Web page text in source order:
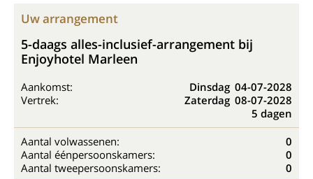
Uw arrangement
5-daags alles-inclusief-arrangement bij
Enjoyhotel Marleen
Aankomst: Dinsdag 04-07-2028
Vertrek:
Zaterdag 08-07-2028
5 dagen
Aantal volwassenen:
0
Aantal éénpersoonskamers:
0
Aantal tweepersoonskamers:
0